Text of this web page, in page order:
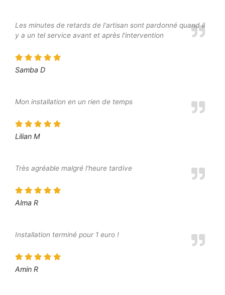
Les minutes de retards de l'artisan sont pardonné quand il
y a un tel service avant et après l'intervention
Samba D
Mon installation en un rien de temps
Lilian M
Très agréable malgré l'heure tardive
Alma R
Installation terminé pour 1 euro !
Amin R